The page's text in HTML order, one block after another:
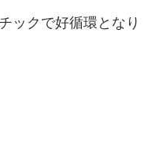
ックで好循環となり